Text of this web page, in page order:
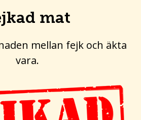
mat
mellan fejk och äkta
vara.